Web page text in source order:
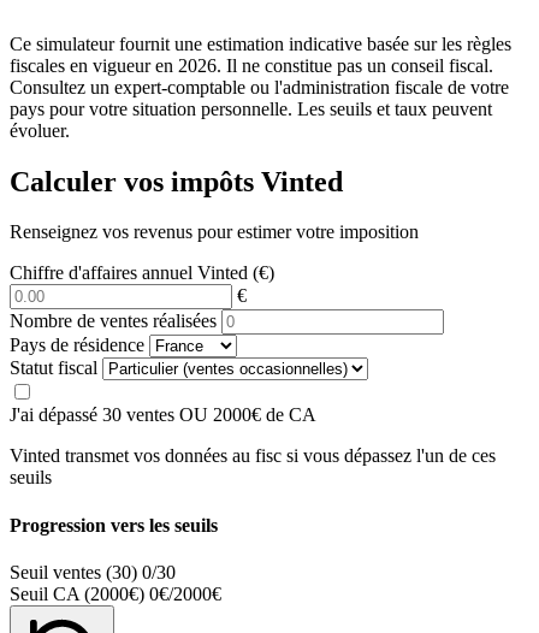
Ce simulateur fournit une estimation indicative basée sur les règles
fiscales en vigueur en 2026. Il ne constitue pas un conseil fiscal.
Consultez un expert-comptable ou l'administration fiscale de votre
pays pour votre situation personnelle. Les seuils et taux peuvent
évoluer.
Calculer vos impôts Vinted
Renseignez vos revenus pour estimer votre imposition
Chiffre d'affaires annuel Vinted (€)
€
Nombre de ventes réalisées
Pays de résidence
Statut fiscal
J'ai dépassé 30 ventes OU 2000€ de CA
Vinted transmet vos données au fisc si vous dépassez l'un de ces
seuils
Progression vers les seuils
Seuil ventes (30) 0/30
Seuil CA (2000€) 0€/2000€